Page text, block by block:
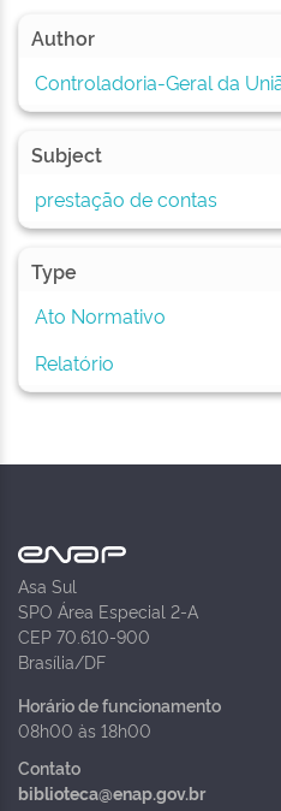
Author
Controladoria-Geral da
Subject
prestação de contas
Type
Ato Normativo
Relatório
Asa Sul
SPO Área Especial 2-A
CEP 70.610-900
Brasília/DF
Horário de funcionamento
08h00 às 18h00
Contato
biblioteca@enap.gov.br